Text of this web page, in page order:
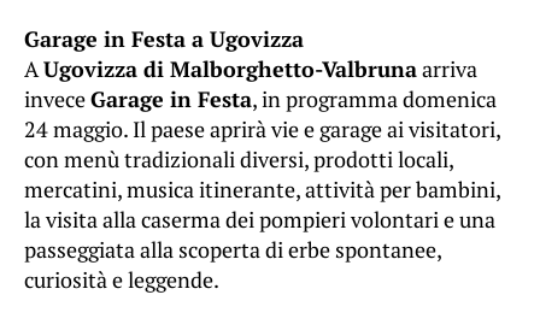
Garage in Festa a Ugovizza
A Ugovizza di Malborghetto-Valbrunaarriva
inveceGarage in Festa, in programma domenica
24 maggio. Il paese aprirà vie e garage ai visitatori,
con menù tradizionali diversi, prodotti locali,
mercatini, musica itinerante, attività per bambini,
la visita alla caserma dei pompieri volontari e una
passeggiata alla scoperta di erbe spontanee,
curiosità e leggende.